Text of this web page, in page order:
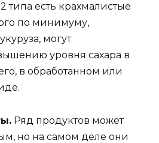
типа есть крахмалистые
по минимуму,
могут
уровня сахара в
в обработанном или
Ряд продуктов может
но на самом деле они